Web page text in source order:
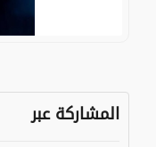
المشاركة عبر